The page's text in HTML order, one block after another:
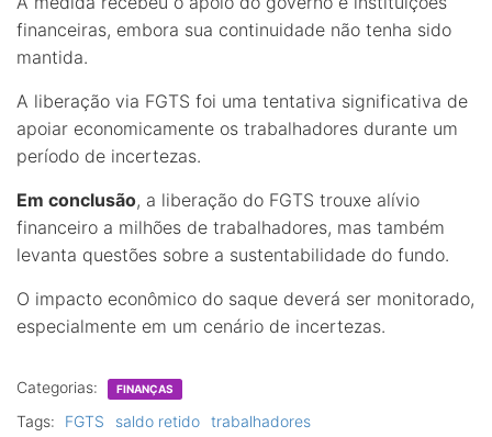
financeiras, embora sua continuidade não tenha sido
mantida.
A liberação via FGTS foi uma tentativa significativa de
apoiar economicamente os trabalhadores durante um
período de incertezas.
Em conclusão, a liberação do FGTS trouxe alívio
financeiro a milhões de trabalhadores, mas também
levanta questões sobre a sustentabilidade do fundo.
O impacto econômico do saque deverá ser monitorado,
especialmente em um cenário de incertezas.
Categorias: FINANÇAS
Tags: FGTS saldo retido trabalhadores